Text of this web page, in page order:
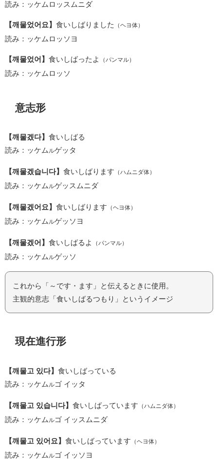
読み：ッケムロッスムニダ
【깨물었어요】 食いしばりました （ヘヨ体）
読み：ッケムロッソヨ
【깨물었어】 食いしばったよ （パンマル）
読み：ッケムロッソ
意志形
【깨물겠다】 食いしばる
読み：ッケム ルゲッタ
【깨물겠습니다】 食いしばります （ハムニダ体）
読み：ッケム ルゲッスムニダ
【깨물겠어요】 食いしばります （ヘヨ体）
読み：ッケム ルゲッソヨ
【깨물겠어】 食いしばるよ （パンマル）
読み：ッケム ルゲッソ
これから「～です・ます」と伝えるときに使用。
主観的意志「食いしばるつもり」というイメージ
現在進行形
【깨물고 있다】 食いしばっている
読み：ッケム ルゴ イッタ
【깨물고 있습니다】 食いしばっています （ハムニダ体）
読み：ッケム ルゴ イッスムニダ
【깨물고 있어요】 食いしばっています （ヘヨ体）
読み：ッケム ルゴ イッソヨ